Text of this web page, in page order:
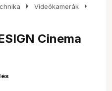
arrow_right Videókamerák arrow_right
Cinema